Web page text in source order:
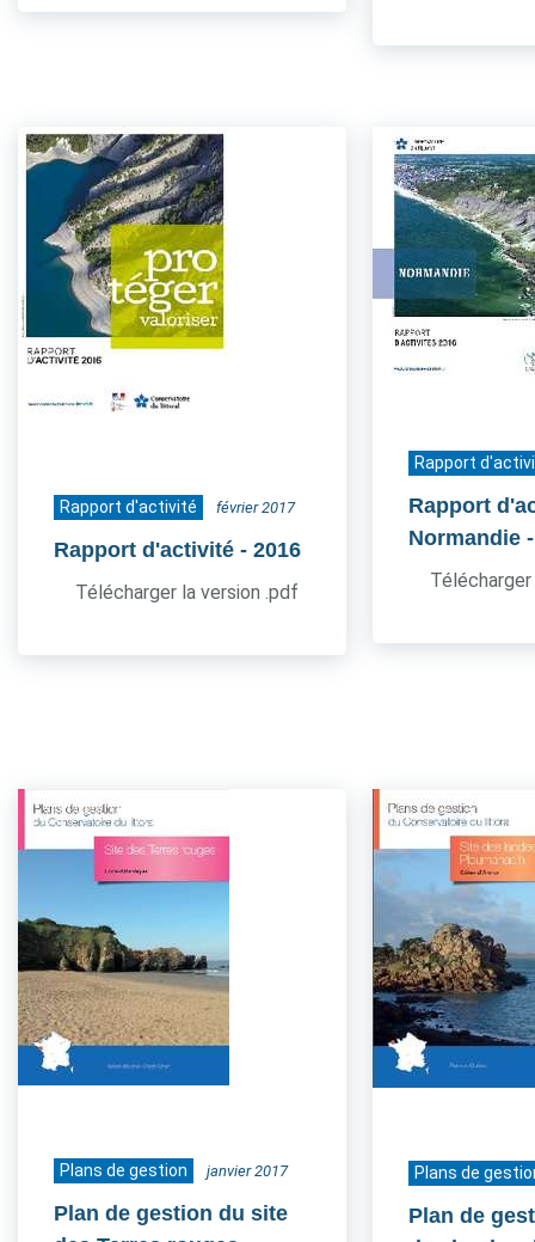
Rapport d'activité février 2017
Rapport d'activité - 2016
Télécharger la version .pdf
Rapport
Rapport
Normandie
Plans de gestion janvier 2017
Plan de gestion du site
Plans de
Plan de